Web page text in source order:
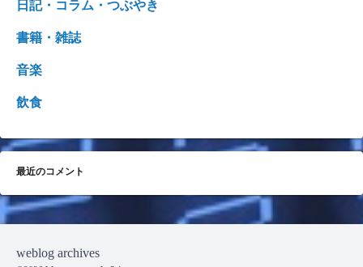
日記・コラム・つぶやき
書籍・雑誌
音楽
飲食
最近のコメント
weblog archives